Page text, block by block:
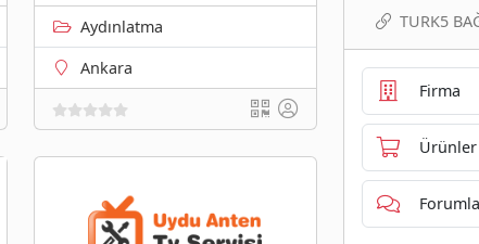
Aydınlatma
Ankara
TURK5
Firma
Ürünler